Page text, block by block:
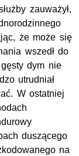
zauważył,
że może się
wszedł do
dym nie
utrudniał
W ostatniej
duszącego
na